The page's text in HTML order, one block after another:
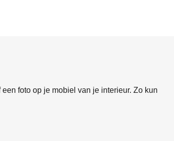
foto op je mobiel van je interieur. Zo kun